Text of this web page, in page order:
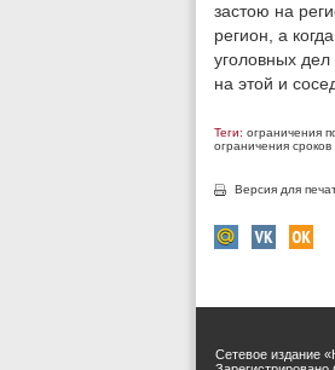
застою на
регион, а
уголовных дел
на этой и
Теги: ограничения
ограничения
Версия для
Сетевое издание